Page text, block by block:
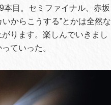
目。セミファイナル、赤坂
からこうする”とかは全然な
ります。楽しんでいきまし
ていった。